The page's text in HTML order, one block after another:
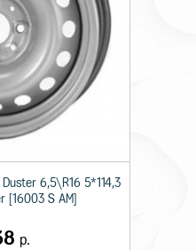
6,5\R16 5*114,3
[16003 S AM]
р.